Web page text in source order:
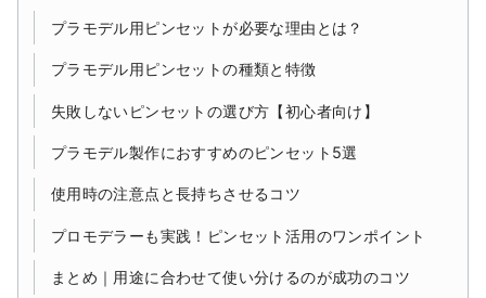
プラモデル用ピンセットが必要な理由とは？
プラモデル用ピンセットの種類と特徴
失敗しないピンセットの選び方【初心者向け】
プラモデル製作におすすめのピンセット5選
使用時の注意点と長持ちさせるコツ
プロモデラーも実践！ピンセット活用のワンポイント
まとめ｜用途に合わせて使い分けるのが成功のコツ